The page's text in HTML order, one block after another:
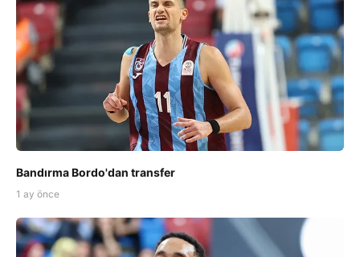
Bandırma Bordo'dan transfer
1 ay önce